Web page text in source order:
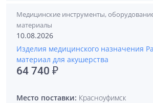
Медицинские инструменты,
материалы
10.08.2026
Изделия медицинского назначения
материал для акушерства
64 740 ₽
Место поставки: Красноуфимск